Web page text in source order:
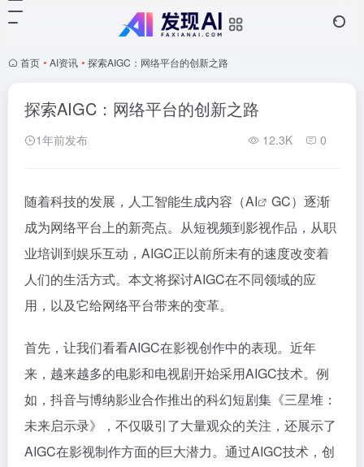
首页 • AI资讯 • 探索AIGC：网络平台的创新之路
探索AIGC：网络平台的创新之路
1年前发布 12.3K 0
随着科技的发展，人工智能生成内容（AI
GC）逐渐
成为网络平台上的新亮点。从短视频到影视作品，从职
业培训到娱乐互动，AIGC正以前所未有的速度改变着
人们的生活方式。本文将探讨AIGC在不同领域的应
用，以及它给网络平台带来的变革。
首先，让我们看看AIGC在影视创作中的表现。近年
来，越来越多的电影和电视剧开始采用AIGC技术。例
如，抖音与博纳影业合作推出的科幻短剧集《三星堆：
未来启示录》，不仅吸引了大量观众的关注，还展示了
AIGC在影视制作方面的巨大潜力。通过AIGC技术，创